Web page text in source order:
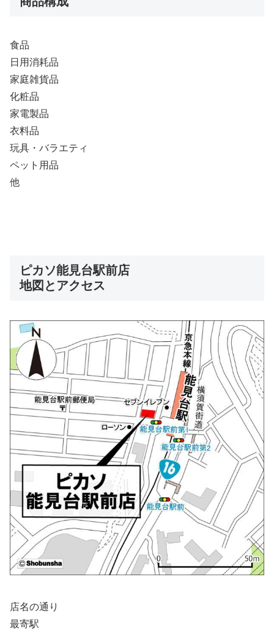
食品
日用消耗品
家庭雑貨品
化粧品
家電製品
衣料品
玩具・バラエティ
ペット用品
他
ピカソ能見台駅前店
地図とアクセス
店名の通り
最寄駅